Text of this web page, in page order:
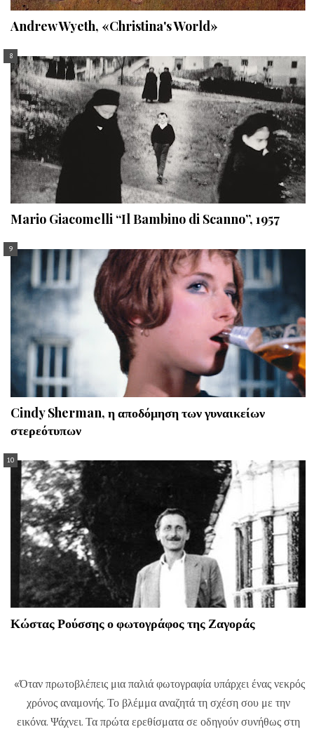
Andrew Wyeth, «Christina's World»
Mario Giacomelli “Il Bambino di Scanno”, 1957
Cindy Sherman, η αποδόμηση των γυναικείων
στερεότυπων
Κώστας Ρούσσης ο φωτογράφος της Ζαγοράς
«Όταν πρωτοβλέπεις μια παλιά φωτογραφία υπάρχει ένας νεκρός
χρόνος αναμονής. Το βλέμμα αναζητά τη σχέση σου με την
εικόνα. Ψάχνει. Τα πρώτα ερεθίσματα σε οδηγούν συνήθως στη